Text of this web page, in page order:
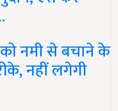
नमी से बचाने के
नहीं लगेगी